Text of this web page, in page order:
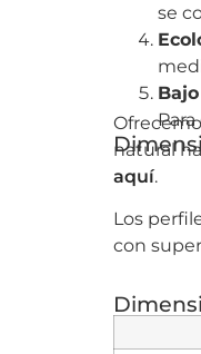
se
natural
aquí.
Los
con